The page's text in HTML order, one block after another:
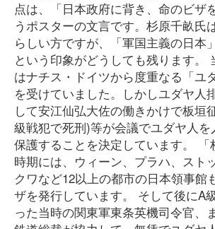
点は、「日本政府に背き、命のビザ
うポスターの文言です。杉原千畝氏
らしい方ですが、「軍国主義の日本
という印象がどうしても残ります。
はナチス・ドイツから度重なる「ユ
を受けていました。しかしユダヤ人
して安江仙弘大佐の働きかけで板垣
級戦犯で死刑)等が会議でユダヤ人
保護することを決定しています。 「
時期には、ウィーン、プラハ、スト
クワなど12以上の都市の日本領事館
ザを発行しています。 そして後にA
った当時の関東軍東条英機司令官、